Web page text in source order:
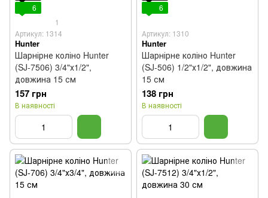
6
1
Артикул: 1314
Hunter
Шарнірне коліно Hunter
(SJ-7506) 3/4"х1/2",
довжина 15 см
157 грн
В наявності
6
Артикул: 1310
Hunter
Шарнірне коліно Hunter
(SJ-506) 1/2"х1/2", довжина
15 см
138 грн
В наявності